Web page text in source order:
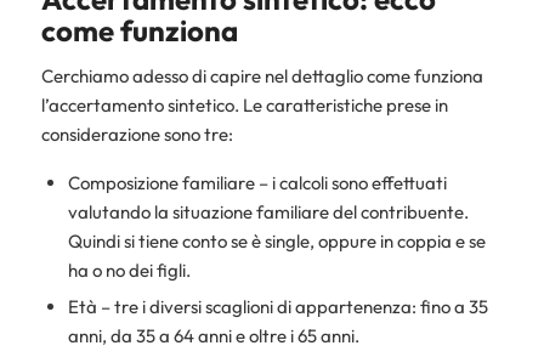
come funziona
Cerchiamo adesso di capire nel dettaglio come funziona
l’accertamento sintetico. Le caratteristiche prese in
considerazione sono tre:
Composizione familiare – i calcoli sono effettuati
valutando la situazione familiare del contribuente.
Quindi si tiene conto se è single, oppure in coppia e se
ha o no dei figli.
Età – tre i diversi scaglioni di appartenenza: fino a 35
anni, da 35 a 64 anni e oltre i 65 anni.